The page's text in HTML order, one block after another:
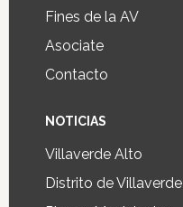
Fines de la AV
Asociate
Contacto
NOTICIAS
Villaverde Alto
Distrito de Villaverde